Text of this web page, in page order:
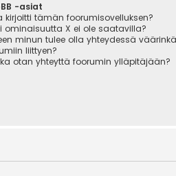
-asiat
kirjoitti tämän foorumisovelluksen?
ominaisuutta X ei ole saatavilla?
minun tulee olla yhteydessä
liittyen?
otan yhteyttä foorumin ylläpitäjään?